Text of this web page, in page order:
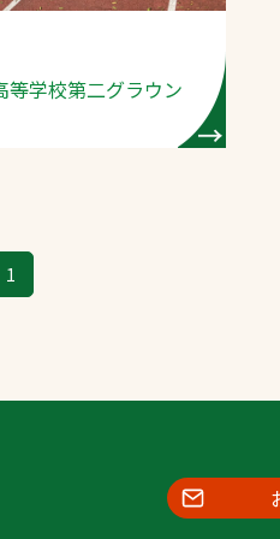
等学校第二グラウン
1